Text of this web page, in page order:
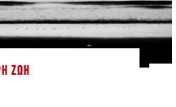
ΖΩΉ